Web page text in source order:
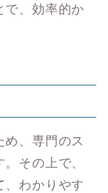
で、効率的か
、専門のス
その上で、
、わかりやす